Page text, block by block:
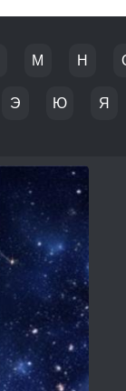
М Н
Э Ю Я